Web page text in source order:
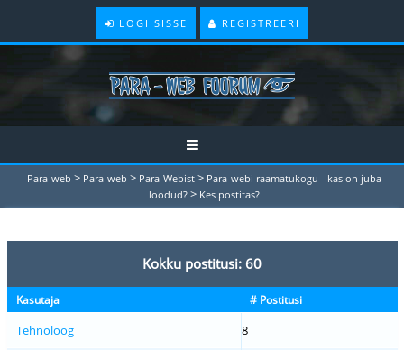
LOGI SISSE REGISTREERI
Para-web > Para-web > Para-Webist > Para-webi raamatukogu - kas on juba
loodud? > Kes postitas?
Kokku postitusi: 60
Kasutaja # Postitusi
Tehnoloog 8